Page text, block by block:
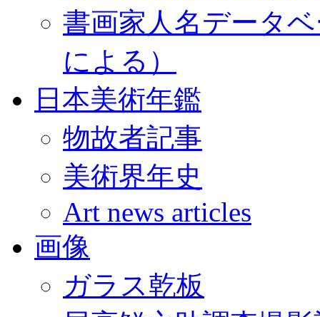
書画家人名データ
による）
日本美術年鑑
物故者記事
美術界年史
Art news articles
画像
ガラス乾板